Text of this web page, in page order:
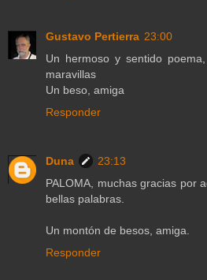
Gustavo Pertierra 23:00
Un hermoso y sentido
maravillas
Un beso, amiga
Responder
Duna
23:13
PALOMA, muchas gracias por
bellas palabras.
Un montón de besos, amiga.
Responder